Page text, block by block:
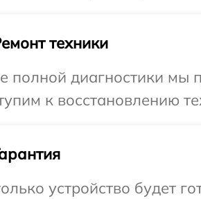
техники
полной диагностики мы
к восстановлению
устройство будет